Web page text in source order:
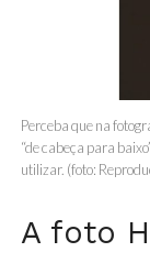
Perceba que na
“de cabeça para
utilizar. (foto:
A foto